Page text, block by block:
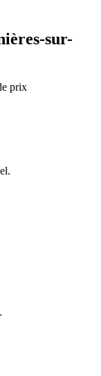
sur-
prix